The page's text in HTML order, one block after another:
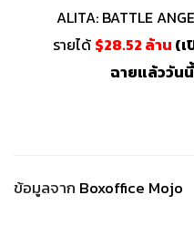
ALITA: BATTLE
รายได้ $28.52 ล้าน (เ
ฉายแล้ววัน
ข้อมูลจาก Boxoffice Mojo